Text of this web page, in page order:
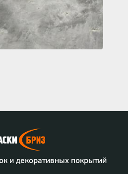
и декоративных покрытий